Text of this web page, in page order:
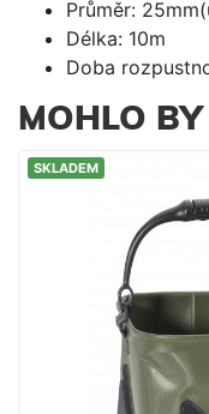
Průměr:
Délka: 10m
Doba
MOHLO
SKLADEM